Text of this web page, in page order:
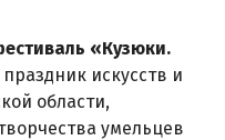
«Кузюки.
искусств и
области,
умельцев